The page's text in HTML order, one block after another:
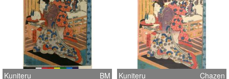
Kuniteru BM Kuniteru Chazen